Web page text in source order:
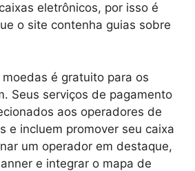
eletrônicos, por isso é
o site contenha guias sobre
moedas é gratuito para os
Seus serviços de pagamento
aos operadores de
e incluem promover seu caixa
um operador em destaque,
e integrar o mapa de